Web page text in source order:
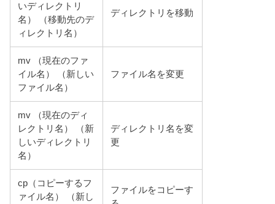
いディレクトリ
名） （移動先のデ
ィレクトリ名）
ディレクトリを移動
mv （現在のファ
イル名） （新しい
ファイル名）
ファイル名を変更
mv （現在のディ
レクトリ名） （新
しいディレクトリ
名）
ディレクトリ名を変
更
cp（コピーするフ
ァイル名） （新し
ファイルをコピーす